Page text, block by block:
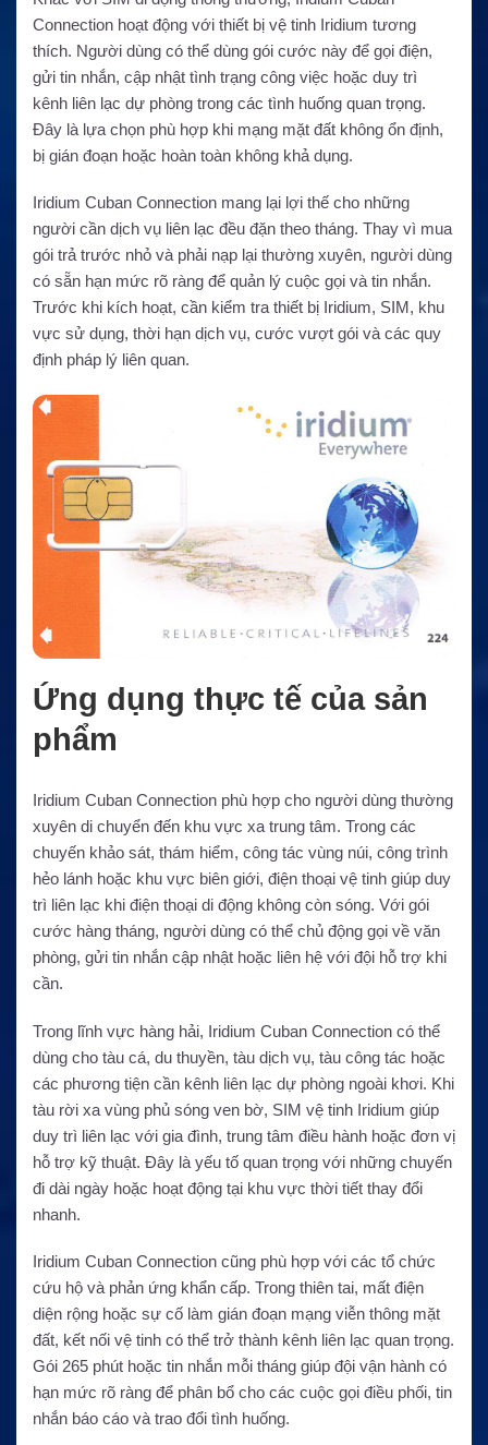
Connection hoạt động với thiết bị vệ tinh Iridium tương
thích. Người dùng có thể dùng gói cước này để gọi điện,
gửi tin nhắn, cập nhật tình trạng công việc hoặc duy trì
kênh liên lạc dự phòng trong các tình huống quan trọng.
Đây là lựa chọn phù hợp khi mạng mặt đất không ổn định,
bị gián đoạn hoặc hoàn toàn không khả dụng.
Iridium Cuban Connection mang lại lợi thế cho những
người cần dịch vụ liên lạc đều đặn theo tháng. Thay vì mua
gói trả trước nhỏ và phải nạp lại thường xuyên, người dùng
có sẵn hạn mức rõ ràng để quản lý cuộc gọi và tin nhắn.
Trước khi kích hoạt, cần kiểm tra thiết bị Iridium, SIM, khu
vực sử dụng, thời hạn dịch vụ, cước vượt gói và các quy
định pháp lý liên quan.
Ứng dụng thực tế của sản
phẩm
Iridium Cuban Connection phù hợp cho người dùng thường
xuyên di chuyển đến khu vực xa trung tâm. Trong các
chuyến khảo sát, thám hiểm, công tác vùng núi, công trình
hẻo lánh hoặc khu vực biên giới, điện thoại vệ tinh giúp duy
trì liên lạc khi điện thoại di động không còn sóng. Với gói
cước hàng tháng, người dùng có thể chủ động gọi về văn
phòng, gửi tin nhắn cập nhật hoặc liên hệ với đội hỗ trợ khi
cần.
Trong lĩnh vực hàng hải, Iridium Cuban Connection có thể
dùng cho tàu cá, du thuyền, tàu dịch vụ, tàu công tác hoặc
các phương tiện cần kênh liên lạc dự phòng ngoài khơi. Khi
tàu rời xa vùng phủ sóng ven bờ, SIM vệ tinh Iridium giúp
duy trì liên lạc với gia đình, trung tâm điều hành hoặc đơn vị
hỗ trợ kỹ thuật. Đây là yếu tố quan trọng với những chuyến
đi dài ngày hoặc hoạt động tại khu vực thời tiết thay đổi
nhanh.
Iridium Cuban Connection cũng phù hợp với các tổ chức
cứu hộ và phản ứng khẩn cấp. Trong thiên tai, mất điện
diện rộng hoặc sự cố làm gián đoạn mạng viễn thông mặt
đất, kết nối vệ tinh có thể trở thành kênh liên lạc quan trọng.
Gói 265 phút hoặc tin nhắn mỗi tháng giúp đội vận hành có
hạn mức rõ ràng để phân bổ cho các cuộc gọi điều phối, tin
nhắn báo cáo và trao đổi tình huống.